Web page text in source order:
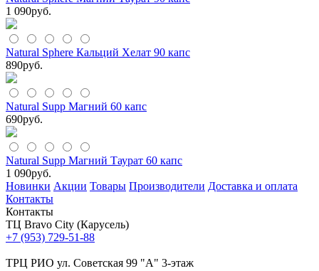
1 090руб.
Natural Sphere Кальций Хелат 90 капс
890руб.
Natural Supp Магний 60 капс
690руб.
Natural Supp Магний Таурат 60 капс
1 090руб.
Новинки Акции Товары Производители Доставка и оплата
Контакты
Контакты
ТЦ Bravo City (Карусель)
+7 (953) 729-51-88
ТРЦ РИО ул. Советская 99 "А" 3-этаж